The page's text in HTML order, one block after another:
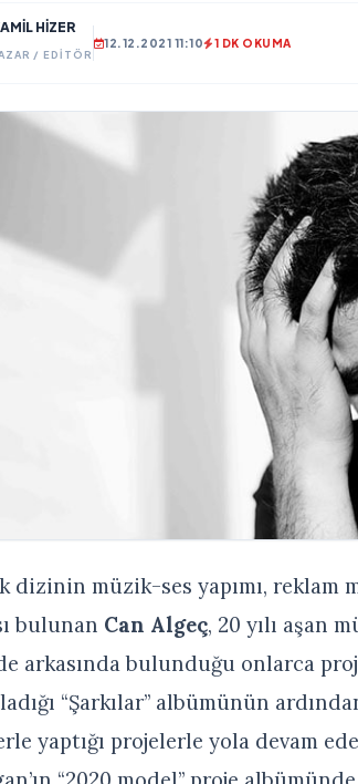
HIZER
/ EDITÖR
12.12.2021 11:10 1 DK OKUMA
dizinin müzik-ses yapımı, reklam
bulunan Can Algeç, 20 yılı aşan
arkasında bulunduğu onlarca
“Şarkılar” albümünün
yaptığı projelerle yola devam